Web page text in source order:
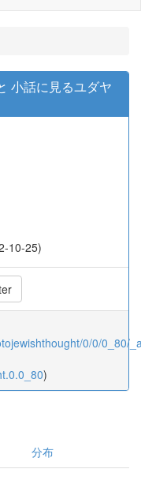
小話に見るユダヤ
10-25)
0/0/0_80/
)
分布